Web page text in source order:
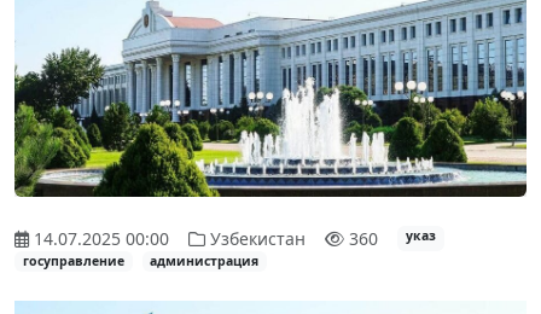
14.07.2025 00:00 Узбекистан 360
указ
госуправление
администрация